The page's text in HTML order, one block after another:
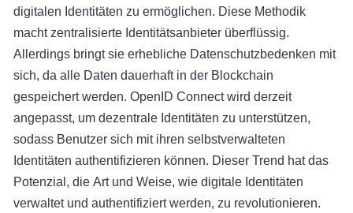
digitalen Identitäten zu ermöglichen. Diese Methodik
macht zentralisierte Identitätsanbieter überflüssig.
Allerdings bringt sie erhebliche Datenschutzbedenken mit
sich, da alle Daten dauerhaft in der Blockchain
gespeichert werden. OpenID Connect wird derzeit
angepasst, um dezentrale Identitäten zu unterstützen,
sodass Benutzer sich mit ihren selbstverwalteten
Identitäten authentifizieren können. Dieser Trend hat das
Potenzial, die Art und Weise, wie digitale Identitäten
verwaltet und authentifiziert werden, zu revolutionieren.